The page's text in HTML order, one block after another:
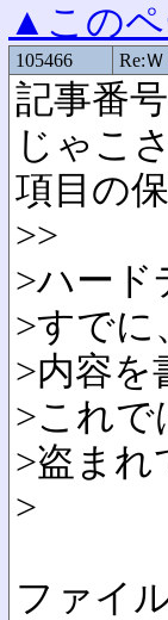
▲このペ
105466 Re:
記事番
じゃこ
項目の
>>
>ハード
>すでに
>内容を
>これで
>盗まれ
>
ファイ